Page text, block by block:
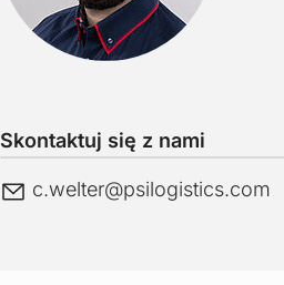
Skontaktuj się z nami
E-Mailc.welter@psilogistics.com